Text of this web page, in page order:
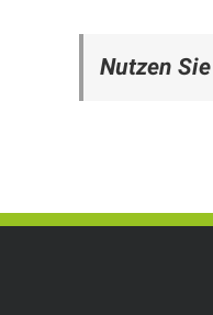
Nutzen